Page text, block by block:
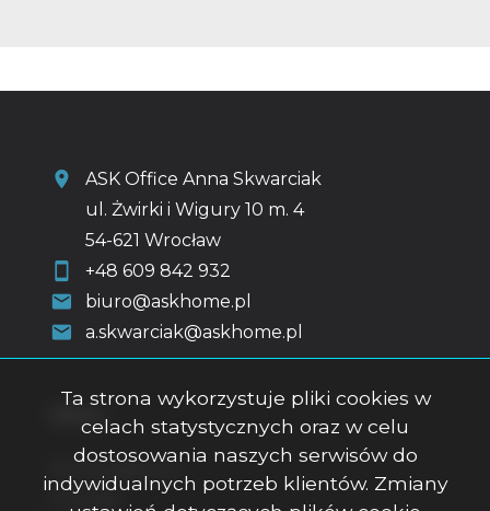
ASK Office Anna Skwarciak
ul. Żwirki i Wigury 10 m. 4
54-621 Wrocław
+48 609 842 932
biuro@askhome.pl
a.skwarciak@askhome.pl
Strona główna
O firmie
Ta strona wykorzystuje pliki cookies w
celach statystycznych oraz w celu
dostosowania naszych serwisów do
indywidualnych potrzeb klientów. Zmiany